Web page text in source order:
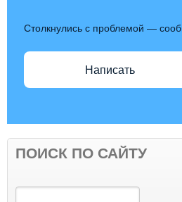
Столкнулись с проблемой —
Написать
ПОИСК ПО САЙТУ
Поиск